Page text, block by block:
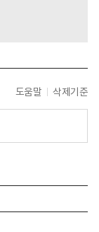
도움말 삭제기준